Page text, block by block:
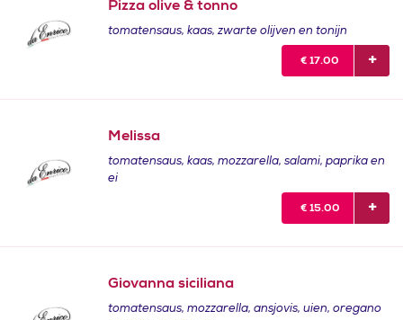
Pizza olive & tonno
tomatensaus, kaas, zwarte olijven en tonijn
€ 17.00
Melissa
tomatensaus, kaas, mozzarella, salami, paprika en
ei
€ 15.00
Giovanna siciliana
tomatensaus, mozzarella, ansjovis, uien, oregano